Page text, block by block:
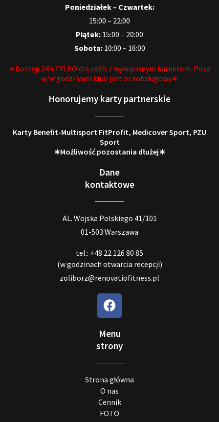
Poniedziałek – Czwartek:
15:00 – 22:00
Piątek: 15:00 – 20:00
Sobota:10:00 – 16:00
∗Dostęp 24h TYLKO dla osób z wykupionym karnetem. Poza
w/w godzinami klub jest bezobsługowy∗
Honorujemy karty partnerskie
Karty Benefit-Multisport FitProfit, Medicover Sport, PZU
Sport
∗Możliwość pozostania dłużej∗
Dane
kontaktowe
AL. Wojska Polskiego 41/101
01-503 Warszawa
tel.: +48 22 126 80 85
(w godzinach otwarcia recepcji)
zoliborz@renovatiofitness.pl
Menu
strony
Strona główna
O nas
Cennik
FOTO